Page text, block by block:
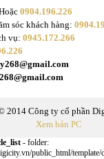
0904.196.226
sóc khách hàng:
vụ: 0945.172.266
2014 Công ty cổ phần
Xem bản PC
- folder:
public_html/